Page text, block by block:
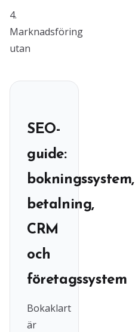
4.
Marknadsföring
utan
SEO-
guide:
bokningssystem,
betalning,
CRM
och
företagssystem
Bokaklart
är